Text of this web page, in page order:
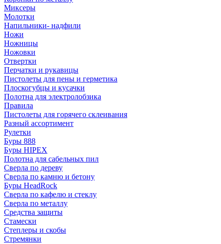
Миксеры
Молотки
Напильники- надфили
Ножи
Ножницы
Ножовки
Отвертки
Перчатки и рукавицы
Пистолеты для пены и герметика
Плоскогубцы и кусачки
Полотна для электролобзика
Правила
Пистолеты для горячего склеивания
Разный ассортимент
Рулетки
Буры 888
Буры HIPEX
Полотна для сабельных пил
Сверла по дереву
Сверла по камню и бетону
Буры HeadRock
Сверла по кафелю и стеклу
Сверла по металлу
Средства защиты
Стамески
Степлеры и скобы
Стремянки